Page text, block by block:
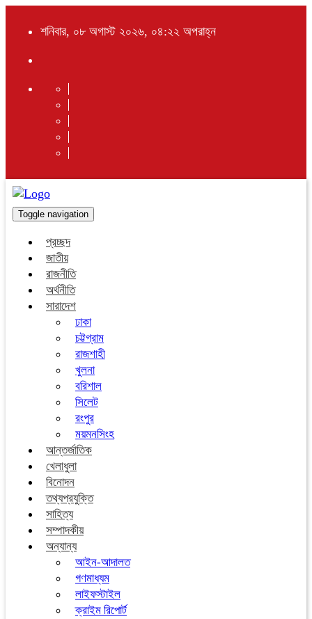
শনিবার, ০৮ অগাস্ট ২০২৬, ০৪:২২ অপরাহ্ন
Toggle navigation
প্রচ্ছদ
জাতীয়
রাজনীতি
অর্থনীতি
সারাদেশ
ঢাকা
চট্টগ্রাম
রাজশাহী
খুলনা
বরিশাল
সিলেট
রংপুর
ময়মনসিংহ
আন্তর্জাতিক
খেলাধুলা
বিনোদন
তথ্যপ্রযুক্তি
সাহিত্য
সম্পাদকীয়
অন্যান্য
আইন-আদালত
গণমাধ্যম
লাইফস্টাইল
ক্রাইম রিপোর্ট